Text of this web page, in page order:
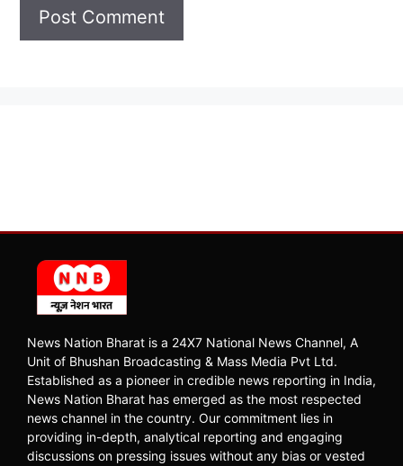
News Nation Bharat is a 24X7 National News Channel, A
Unit of Bhushan Broadcasting & Mass Media Pvt Ltd.
Established as a pioneer in credible news reporting in India,
News Nation Bharat has emerged as the most respected
news channel in the country. Our commitment lies in
providing in-depth, analytical reporting and engaging
discussions on pressing issues without any bias or vested